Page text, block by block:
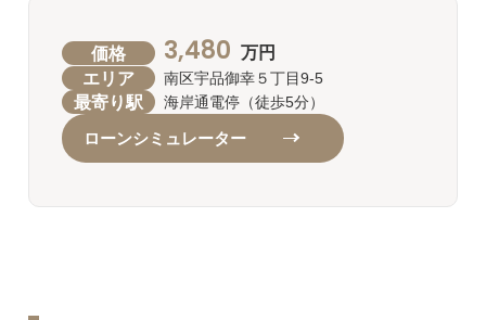
価格 3,480 万円
エリア 南区宇品御幸５丁目9-5
最寄り駅 海岸通電停（徒歩5分）
ローンシミュレーター